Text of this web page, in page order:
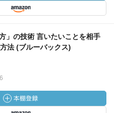
」の技術 言いたいことを相手
法 (ブルーバックス)